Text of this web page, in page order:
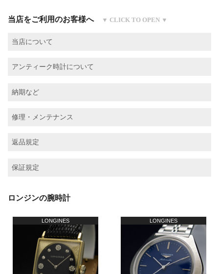
当店をご利用のお客様へ
当店について
アンティーク時計について
納期など
修理・メンテナンス
返品規定
保証規定
ロンジンの腕時計
LONGINES LONGINES